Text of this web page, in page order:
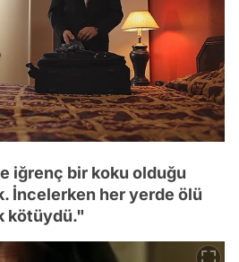
iğrenç bir koku olduğu
İncelerken her yerde ölü
kötüydü."